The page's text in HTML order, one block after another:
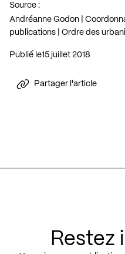
Source :
Andréanne Godon |
publications | Ordre des
Publié le 15 juillet 2018
Partager l'article
Restez